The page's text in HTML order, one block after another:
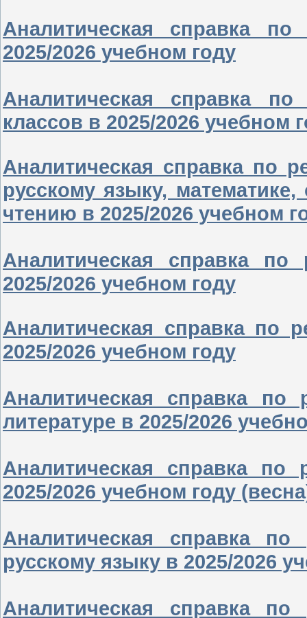
Аналитическая справка
2025/2026 учебном году
Аналитическая справка
классов в 2025/2026 учебном
Аналитическая справка по
русскому языку,
чтению в 2025/2026 учебном
Аналитическая справка
2025/2026 учебном году
Аналитическая справка по
2025/2026 учебном году
Аналитическая справка
литературе в 2025/2026
Аналитическая справка по
2025/2026 учебном году
Аналитическая справка
русскому языку в 2025/2026
Аналитическая справка